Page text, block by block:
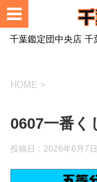
千葉鑑定団中央店
HOME >
0607一番く
投稿日： 2026年6月7日